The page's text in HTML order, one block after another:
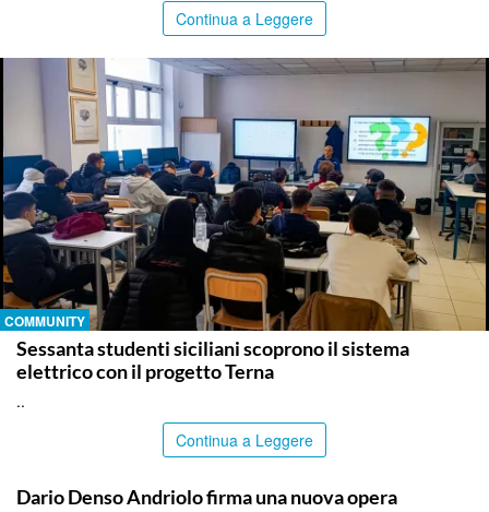
Continua a Leggere
COMMUNITY
Sessanta studenti siciliani scoprono il sistema
elettrico con il progetto Terna
..
Continua a Leggere
Dario Denso Andriolo firma una nuova opera